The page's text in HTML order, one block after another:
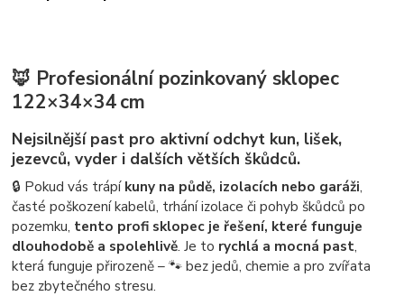
🦊 Profesionální pozinkovaný sklopec
122×34×34 cm
Nejsilnější past pro aktivní odchyt kun, lišek,
jezevců, vyder i dalších větších škůdců.
🔒 Pokud vás trápíkuny na půdě, izolacích nebo garáži,
časté poškození kabelů, trhání izolace či pohyb škůdců po
pozemku, tento profi sklopec je řešení, které funguje
dlouhodobě a spolehlivě. Je to rychlá a mocná past,
která funguje přirozeně – 🐾 bez jedů, chemie a pro zvířata
bez zbytečného stresu.